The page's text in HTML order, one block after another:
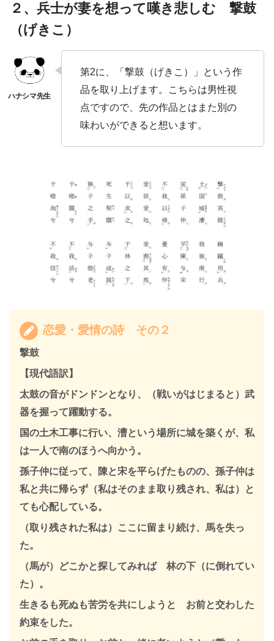
２、兵士が妻を想って嘆き悲しむ 撃鼓
（げきこ）
第2に、「撃鼓（げきこ）」という作
品を取り上げます。こちらは男性視
点ですので、先の作品とはまた別の
味わいができると想います。
恋愛・愛情の詩 その２
撃鼓
【現代語訳】
太鼓の音がドンドンとなり、（戦いがはじまると）武
器を握って躍動する。
国の土木工事に行い、漕という場所に城を築くが、私
は一人で南のほうへ向かう。
孫子仲に従って、陳と宋を平らげたものの、孫子仲は
私と共に帰らず（私はそのまま取り残され、私は）と
ても心配している。
（取り残された私は）ここに留まり続け、馬を失っ
た。
（馬が）どこかと探してみれば 林の下（に倒れてい
た）。
生きるも死ぬも苦労を共にしようと お前と交わした
約束をした。